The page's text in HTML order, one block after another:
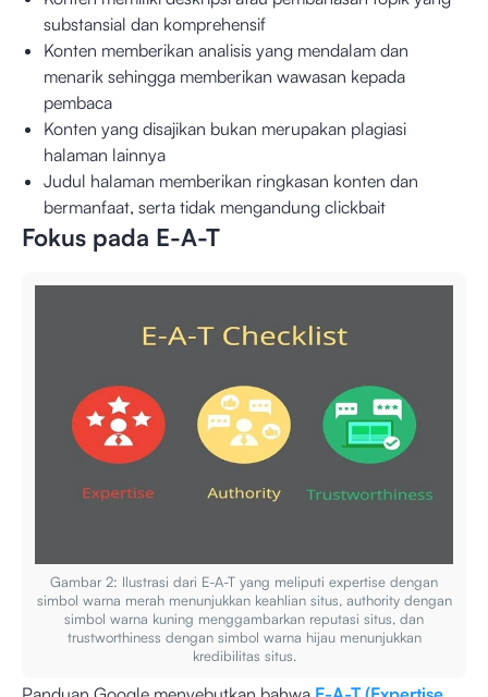
substansial dan komprehensif
Konten memberikan analisis yang mendalam dan
menarik sehingga memberikan wawasan kepada
pembaca
Konten yang disajikan bukan merupakan plagiasi
halaman lainnya
Judul halaman memberikan ringkasan konten dan
bermanfaat, serta tidak mengandung clickbait
Fokus pada E-A-T
Gambar 2: Ilustrasi dari E-A-T yang meliputi expertise dengan
simbol warna merah menunjukkan keahlian situs, authority dengan
simbol warna kuning menggambarkan reputasi situs, dan
trustworthiness dengan simbol warna hijau menunjukkan
kredibilitas situs.